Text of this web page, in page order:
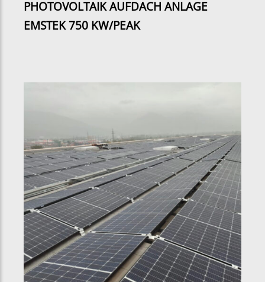
PHOTOVOLTAIK AUFDACH ANLAGE
EMSTEK 750 KW/PEAK